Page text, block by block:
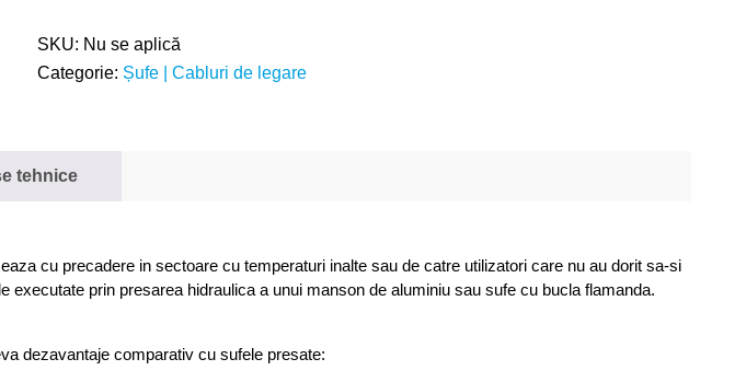
SKU: Nu se aplică
Categorie: Șufe | Cabluri de legare
tehnice
cu precadere in sectoare cu temperaturi inalte sau de catre utilizatori care nu au dorit sa-si
prin presarea hidraulica a unui manson de aluminiu sau sufe cu bucla flamanda.
dezavantaje comparativ cu sufele presate: